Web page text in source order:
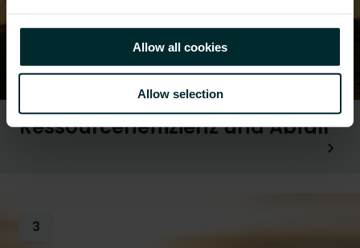
Allow all cookies
Allow selection
Ressourceneffizienz und Abfall
3